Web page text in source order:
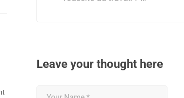
Leave your thought here